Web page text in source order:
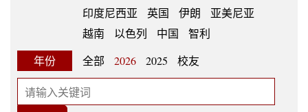
印度尼西亚
英国 伊朗
亚美尼亚
越南
以色列 中国
智利
年份
全部 2026 2025 校友